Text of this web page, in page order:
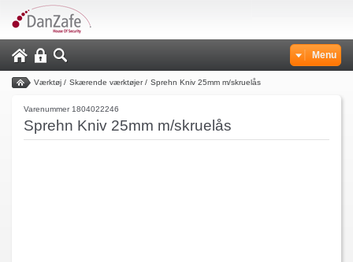
Menu
Værktøj / Skærende værktøjer/ Sprehn Kniv 25mm m/skruelås
Varenummer 1804022246
Sprehn Kniv 25mm m/skruelås